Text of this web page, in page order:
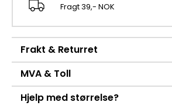
Fragt 39,- NOK
Frakt & Returret
MVA & Toll
Hjelp med størrelse?